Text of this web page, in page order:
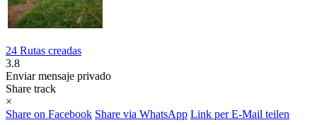
24 Rutas creadas
3.8
Enviar mensaje privado
Share track
×
Share on Facebook Share via WhatsApp Link per E-Mail teilen